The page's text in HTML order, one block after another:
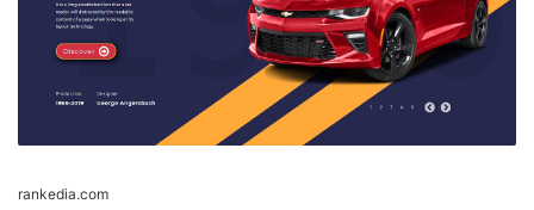
rankedia.com